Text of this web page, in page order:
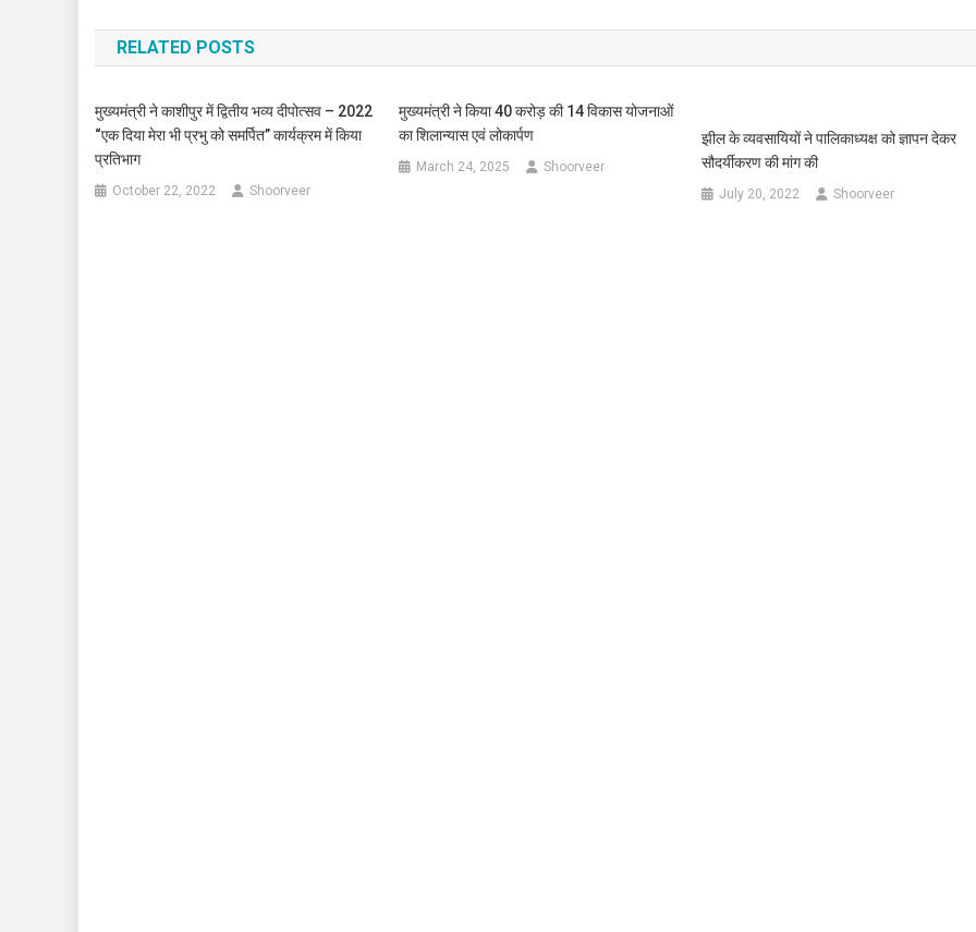
navigation
RELATED POSTS
मुख्यमंत्री ने काशीपुर में द्वितीय भव्य दीपोत्सव – 2022
“एक दिया मेरा भी प्रभु को समर्पित” कार्यक्रम में किया
प्रतिभाग
October 22, 2022 Shoorveer
मुख्यमंत्री ने किया 40 करोड़ की 14 विकास योजनाओं
का शिलान्यास एवं लोकार्पण
March 24, 2025 Shoorveer
झील के व्यवसायियों ने पालिकाध्यक्ष को ज्ञापन देकर
सौदर्यीकरण की मांग की
July 20, 2022 Shoorveer